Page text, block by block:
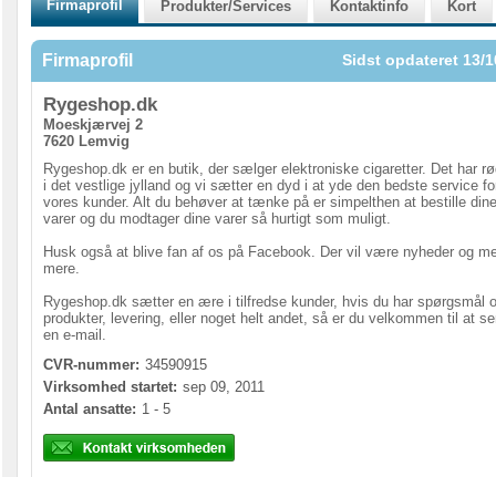
Firmaprofil Sidst opdateret 13/
Rygeshop.dk
Moeskjærvej 2
7620 Lemvig
Rygeshop.dk er en butik, der sælger elektroniske cigaretter. Det har
i det vestlige jylland og vi sætter en dyd i at yde den bedste service
vores kunder. Alt du behøver at tænke på er simpelthen at bestille dine
varer og du modtager dine varer så hurtigt som muligt.
Husk også at blive fan af os på Facebook. Der vil være nyheder og
mere.
Rygeshop.dk sætter en ære i tilfredse kunder, hvis du har spørgsmål
produkter, levering, eller noget helt andet, så er du velkommen til at
en e-mail.
CVR-nummer: 34590915
Virksomhed startet: sep 09, 2011
Antal ansatte: 1 - 5